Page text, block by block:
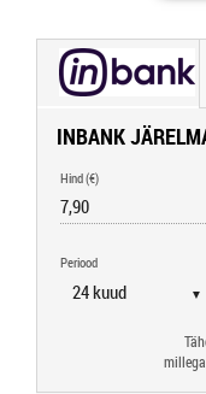
INBANK
Hind (€)
Periood
▼